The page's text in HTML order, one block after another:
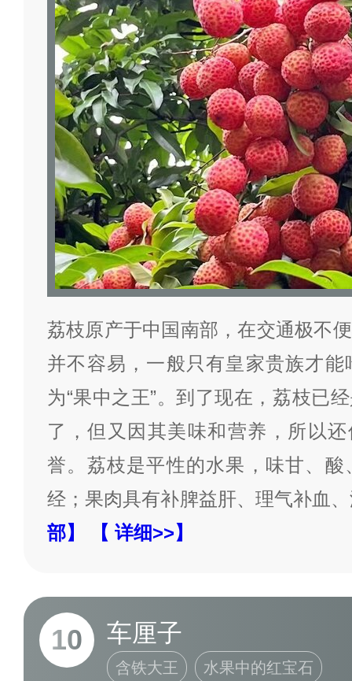
荔枝原产于中国南部，在交通极不
并不容易，一般只有皇家贵族才
为“果中之王”。到了现在，荔枝已
了，但又因其美味和营养，所以还
誉。荔枝是平性的水果，味甘、
经；果肉具有补脾益肝、理气补血
部】
【 详细>>】
10 车厘子
含铁大王 水果中的红宝石